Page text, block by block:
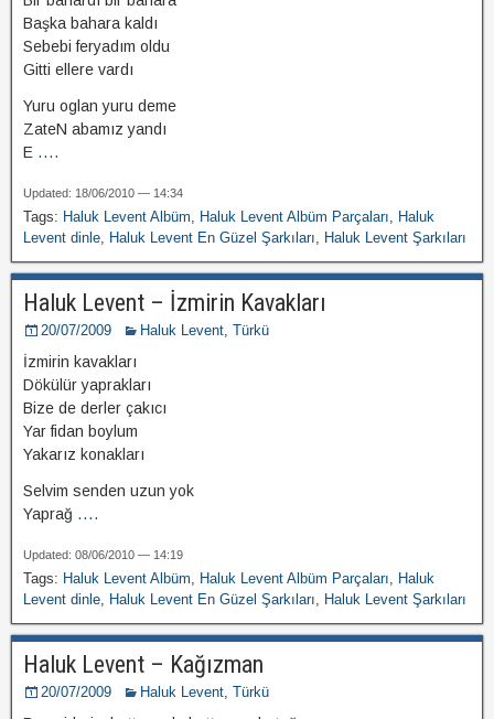
Başka bahara kaldı
Sebebi feryadım oldu
Gitti ellere vardı
Yuru oglan yuru deme
ZateN abamız yandı
E ....
Updated: 18/06/2010 — 14:34
Tags: Haluk Levent Albüm, Haluk Levent Albüm Parçaları, Haluk
Levent dinle, Haluk Levent En Güzel Şarkıları, Haluk Levent Şarkıları
Haluk Levent – İzmirin Kavakları
20/07/2009 Haluk Levent, Türkü
İzmirin kavakları
Dökülür yaprakları
Bize de derler çakıcı
Yar fidan boylum
Yakarız konakları
Selvim senden uzun yok
Yaprağ ....
Updated: 08/06/2010 — 14:19
Tags: Haluk Levent Albüm, Haluk Levent Albüm Parçaları, Haluk
Levent dinle, Haluk Levent En Güzel Şarkıları, Haluk Levent Şarkıları
Haluk Levent – Kağızman
20/07/2009 Haluk Levent, Türkü